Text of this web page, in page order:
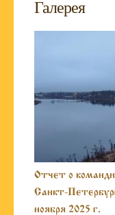
Галерея
Отчет о
Санкт-
ноября 2025 г.